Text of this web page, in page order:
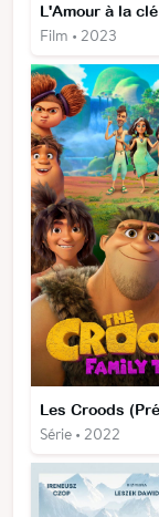
L'Amour à la clé
Film • 2023
Série • 2022